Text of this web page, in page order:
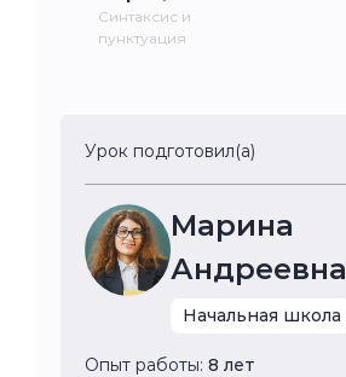
Синтаксис и
пунктуация
Урок подготовил(а)
Марина
Андреевна
Начальная школа
Опыт работы: 8 лет